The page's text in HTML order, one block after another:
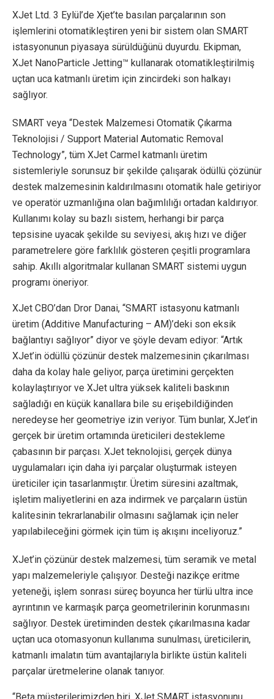
XJet Ltd. 3 Eylül’de Xjet’te basılan parçalarının son
işlemlerini otomatikleştiren yeni bir sistem olan SMART
istasyonunun piyasaya sürüldüğünü duyurdu. Ekipman,
XJet NanoParticle Jetting™ kullanarak otomatikleştirilmiş
uçtan uca katmanlı üretim için zincirdeki son halkayı
sağlıyor.
SMART veya “Destek Malzemesi Otomatik Çıkarma
Teknolojisi / Support Material Automatic Removal
Technology”, tüm XJet Carmel katmanlı üretim
sistemleriyle sorunsuz bir şekilde çalışarak ödüllü çözünür
destek malzemesinin kaldırılmasını otomatik hale getiriyor
ve operatör uzmanlığına olan bağımlılığı ortadan kaldırıyor.
Kullanımı kolay su bazlı sistem, herhangi bir parça
tepsisine uyacak şekilde su seviyesi, akış hızı ve diğer
parametrelere göre farklılık gösteren çeşitli programlara
sahip. Akıllı algoritmalar kullanan SMART sistemi uygun
programı öneriyor.
XJet CBO’dan Dror Danai, “SMART istasyonu katmanlı
üretim (Additive Manufacturing – AM)’deki son eksik
bağlantıyı sağlıyor” diyor ve şöyle devam ediyor: “Artık
XJet’in ödüllü çözünür destek malzemesinin çıkarılması
daha da kolay hale geliyor, parça üretimini gerçekten
kolaylaştırıyor ve XJet ultra yüksek kaliteli baskının
sağladığı en küçük kanallara bile su erişebildiğinden
neredeyse her geometriye izin veriyor. Tüm bunlar, XJet’in
gerçek bir üretim ortamında üreticileri destekleme
çabasının bir parçası. XJet teknolojisi, gerçek dünya
uygulamaları için daha iyi parçalar oluşturmak isteyen
üreticiler için tasarlanmıştır. Üretim süresini azaltmak,
işletim maliyetlerini en aza indirmek ve parçaların üstün
kalitesinin tekrarlanabilir olmasını sağlamak için neler
yapılabileceğini görmek için tüm iş akışını inceliyoruz.”
XJet’in çözünür destek malzemesi, tüm seramik ve metal
yapı malzemeleriyle çalışıyor. Desteği nazikçe eritme
yeteneği, işlem sonrası süreç boyunca her türlü ultra ince
ayrıntının ve karmaşık parça geometrilerinin korunmasını
sağlıyor. Destek üretiminden destek çıkarılmasına kadar
uçtan uca otomasyonun kullanıma sunulması, üreticilerin,
katmanlı imalatın tüm avantajlarıyla birlikte üstün kaliteli
parçalar üretmelerine olanak tanıyor.